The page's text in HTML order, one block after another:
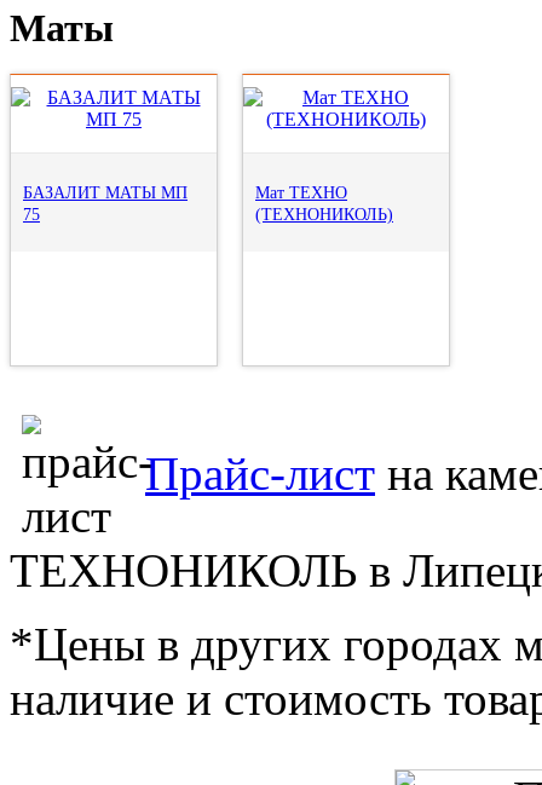
Маты
БАЗАЛИТ МАТЫ МП
75
Мат ТЕХНО
(ТЕХНОНИКОЛЬ)
Прайс-лист на
ТЕХНОНИКОЛЬ в
*Цены в других городах
наличие и стоимость